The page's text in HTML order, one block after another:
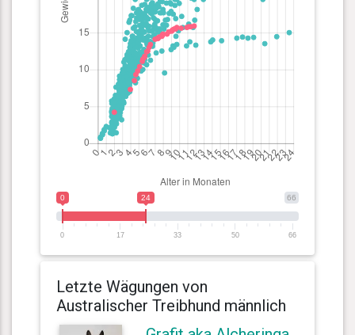
66
0 24
0 17 33 50 66
Letzte Wägungen von
Australischer Treibhund männlich